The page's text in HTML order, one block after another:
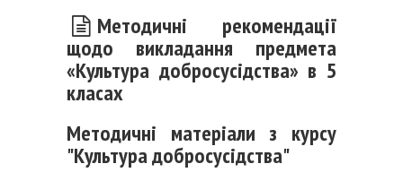
Методичні рекомендації
щодо викладання предмета
«Культура добросусідства» в 5
класах
Методичні матеріали з курсу
"Культура добросусідства"